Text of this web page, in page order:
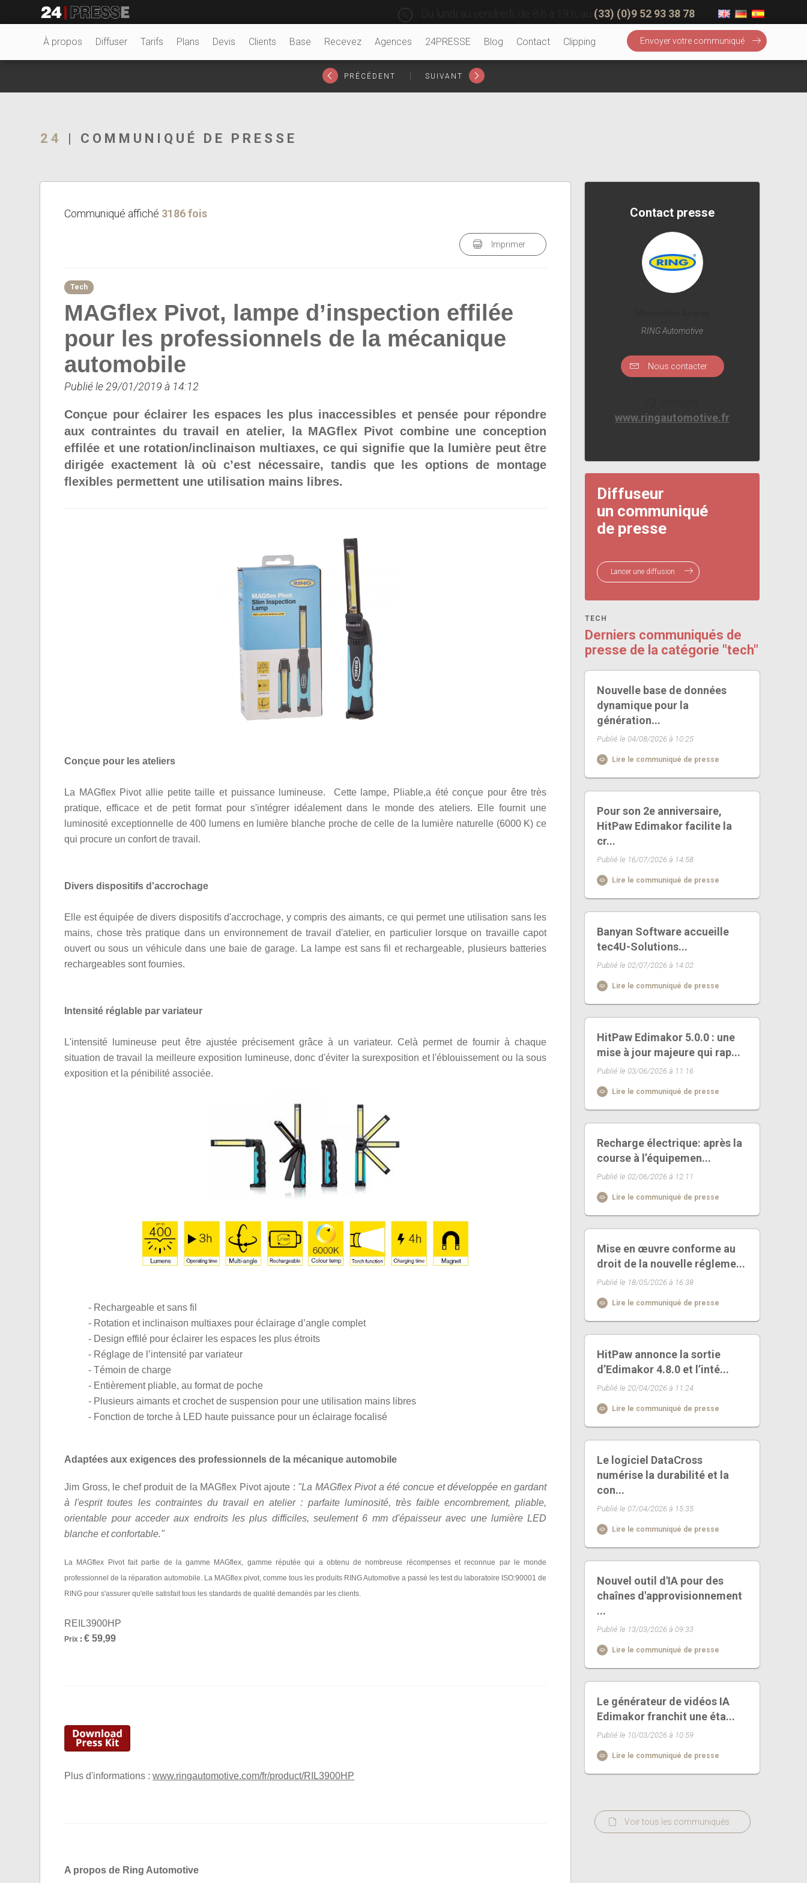
24Presse -
(33) (0)9 52 93 38 78
À propos Diffuser Tarifs Plans Devis Clients Base Recevez Agences 24PRESSE Blog Contact Clipping Envoyer votre communiqué
PRÉCÉDENT SUIVANT
24 | COMMUNIQUÉ DE PRESSE
Communiqué affiché 3186 fois
Imprimer
Tech
MAGflex Pivot, lampe d’inspection effilée
pour les professionnels de la mécanique
automobile
Publié le 29/01/2019 à 14:12
Conçue pour éclairer les espaces les plus inaccessibles et pensée pour répondre
aux contraintes du travail en atelier, la MAGflex Pivot combine une conception
effilée et une rotation/inclinaison multiaxes, ce qui signifie que la lumière peut être
dirigée exactement là où c’est nécessaire, tandis que les options de montage
flexibles permettent une utilisation mains libres.
Conçue pour les ateliers
La MAGflex Pivot allie petite taille et puissance lumineuse. Cette lampe, Pliable,a été conçue pour être très
pratique, efficace et de petit format pour s'intégrer idéalement dans le monde des ateliers. Elle fournit une
luminosité exceptionnelle de 400 lumens en lumière blanche proche de celle de la lumière naturelle (6000 K) ce
qui procure un confort de travail.
Divers dispositifs d'accrochage
Elle est équipée de divers dispositifs d'accrochage, y compris des aimants, ce qui permet une utilisation sans les
mains, chose très pratique dans un environnement de travail d'atelier, en particulier lorsque on travaille capot
ouvert ou sous un véhicule dans une baie de garage. La lampe est sans fil et rechargeable, plusieurs batteries
rechargeables sont fournies.
Intensité réglable par variateur
L'intensité lumineuse peut être ajustée précisement grâce à un variateur. Celà permet de fournir à chaque
situation de travail la meilleure exposition lumineuse, donc d'éviter la surexposition et l'éblouissement ou la sous
exposition et la pénibilité associée.
- Rechargeable et sans fil
- Rotation et inclinaison multiaxes pour éclairage d’angle complet
- Design effilé pour éclairer les espaces les plus étroits
- Réglage de l’intensité par variateur
- Témoin de charge
- Entièrement pliable, au format de poche
- Plusieurs aimants et crochet de suspension pour une utilisation mains libres
- Fonction de torche à LED haute puissance pour un éclairage focalisé
Adaptées aux exigences des professionnels de la mécanique automobile
Jim Gross, le chef produit de la MAGflex Pivot ajoute : "La MAGflex Pivot a été concue et développée en gardant
à l'esprit toutes les contraintes du travail en atelier : parfaite luminosité, très faible encombrement, pliable,
orientable pour acceder aux endroits les plus difficiles, seulement 6 mm d'épaisseur avec une lumière LED
blanche et confortable."
La MAGflex Pivot fait partie de la gamme MAGflex, gamme réputée qui a obtenu de nombreuse récompenses et reconnue par le monde
professionnel de la réparation automobile. La MAGflex pivot, comme tous les produits RING Automotive a passé les test du laboratoire ISO:90001 de
RING pour s'assurer qu'elle satisfait tous les standards de qualité demandés par les clients.
REIL3900HP
Prix :€ 59,99
Plus d'informations :www.ringautomotive.com/fr/product/RIL3900HP
A propos de Ring Automotive
Contact presse
RING Automotive
Nous contacter
www.ringautomotive.fr
Diffuseur
un communiqué
de presse
Lancer une diffusion
TECH
Derniers communiqués de
presse de la catégorie "tech"
Nouvelle base de données
dynamique pour la
génération...
Publié le 04/08/2026 à 10:25
Lire le communiqué de presse
Pour son 2e anniversaire,
HitPaw Edimakor facilite la
cr...
Publié le 16/07/2026 à 14:58
Lire le communiqué de presse
Banyan Software accueille
tec4U-Solutions...
Publié le 02/07/2026 à 14:02
Lire le communiqué de presse
HitPaw Edimakor 5.0.0 : une
mise à jour majeure qui rap...
Publié le 03/06/2026 à 11:16
Lire le communiqué de presse
Recharge électrique: après la
course à l’équipemen...
Publié le 02/06/2026 à 12:11
Lire le communiqué de presse
Mise en œuvre conforme au
droit de la nouvelle régleme...
Publié le 18/05/2026 à 16:38
Lire le communiqué de presse
HitPaw annonce la sortie
d’Edimakor 4.8.0 et l’inté...
Publié le 20/04/2026 à 11:24
Lire le communiqué de presse
Le logiciel DataCross
numérise la durabilité et la
con...
Publié le 07/04/2026 à 15:35
Lire le communiqué de presse
Nouvel outil d'IA pour des
chaînes d'approvisionnement
...
Publié le 13/03/2026 à 09:33
Lire le communiqué de presse
Le générateur de vidéos IA
Edimakor franchit une éta...
Publié le 10/03/2026 à 10:59
Lire le communiqué de presse
Voir tous les communiqués